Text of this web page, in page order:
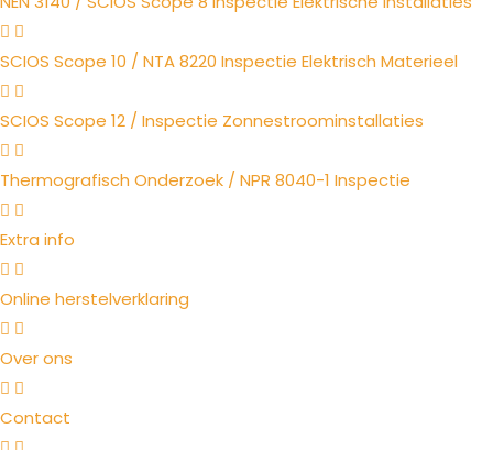
SCIOS Scope 10 / NTA 8220 Inspectie Elektrisch Materieel
SCIOS Scope 12 / Inspectie Zonnestroominstallaties
Thermografisch Onderzoek / NPR 8040-1 Inspectie
Extra info
Online herstelverklaring
Over ons
Contact